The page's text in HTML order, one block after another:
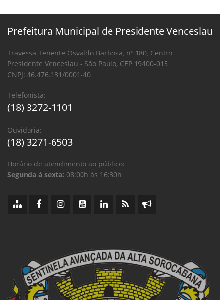
Prefeitura Municipal de Presidente Venceslau
Travessa Tenente Osvaldo Barbosa, nº 180, Centro
Presidente Venceslau - São Paulo, CEP 19400-015
CNPJ: 46.476.131/0001-40
Telefonista:
(18) 3272-1101
Ouvidoria:
(18) 3271-6503
Horário de atendimento ao público:
Segunda à sexta: 08:00h às 16:30h